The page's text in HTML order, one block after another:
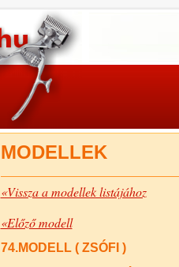
MODELLEK
«Vissza a modellek listájához
«Előző modell
74.MODELL ( ZSÓFI )